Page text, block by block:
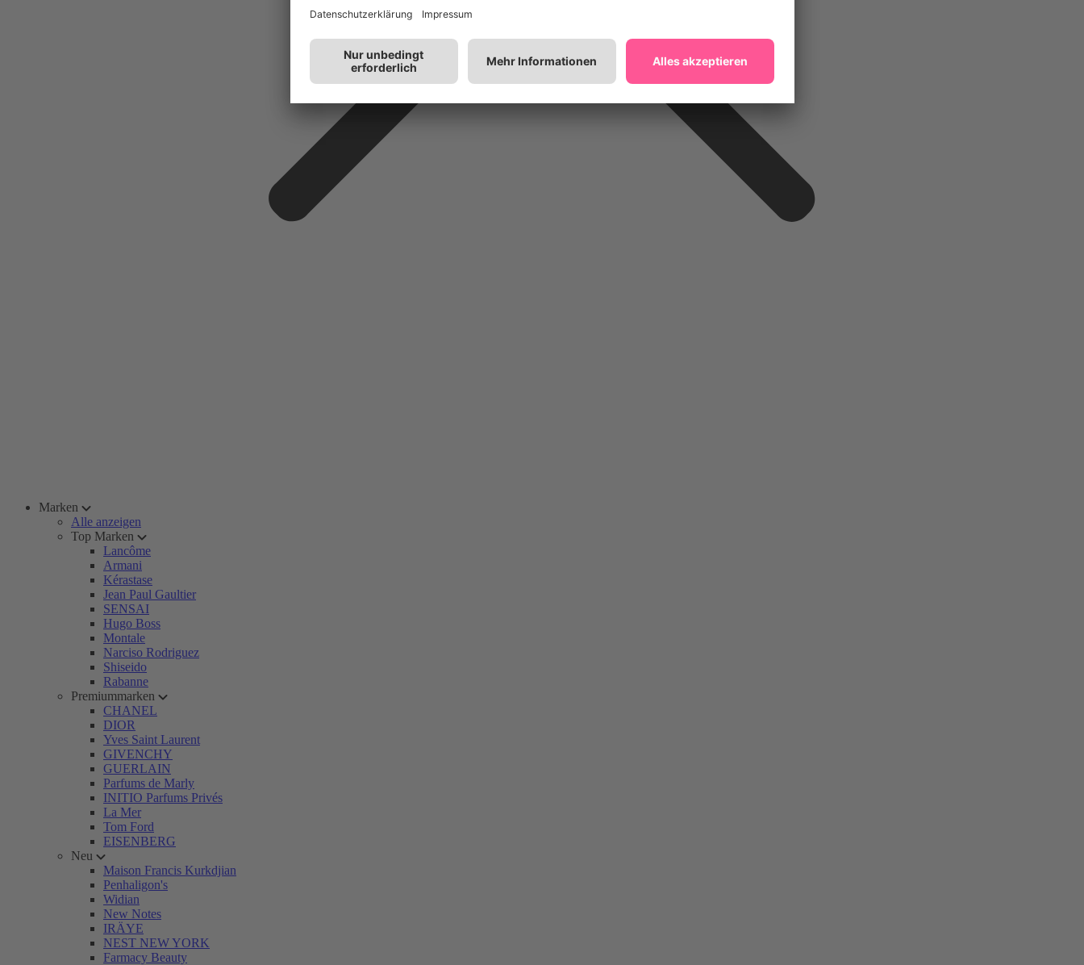
Marken
Alle anzeigen
Top Marken
Lancôme
Armani
Kérastase
Jean Paul Gaultier
SENSAI
Hugo Boss
Montale
Narciso Rodriguez
Shiseido
Rabanne
Premiummarken
CHANEL
DIOR
Yves Saint Laurent
GIVENCHY
GUERLAIN
Parfums de Marly
INITIO Parfums Privés
La Mer
Tom Ford
EISENBERG
Neu
Maison Francis Kurkdjian
Penhaligon's
Widian
New Notes
IRÄYE
NEST NEW YORK
Farmacy Beauty